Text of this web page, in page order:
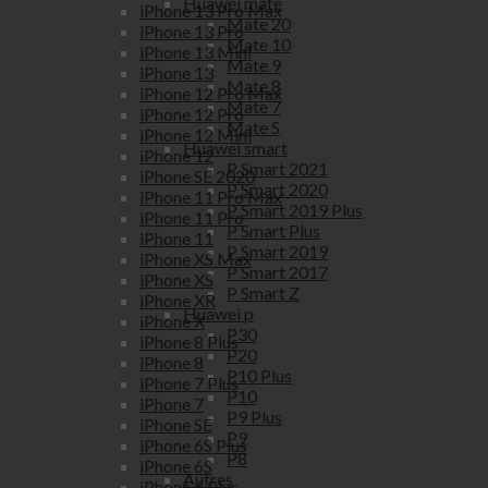
Mate 20
Mate 10
Mate 9
Mate 8
Mate 7
Mate S
Huawei smart
P Smart 2021
P Smart 2020
P Smart 2019 Plus
P Smart Plus
P Smart 2019
P Smart 2017
P Smart Z
Huawei p
P30
P20
P10 Plus
P10
P9 Plus
P9
P8
Autres
iPhone 13 Pro Max
iPhone 13 Pro
iPhone 13 Mini
iPhone 13
iPhone 12 Pro Max
iPhone 12 Pro
iPhone 12 Mini
iPhone 12
iPhone SE 2020
iPhone 11 Pro Max
iPhone 11 Pro
iPhone 11
iPhone XS Max
iPhone XS
iPhone XR
iPhone X
iPhone 8 Plus
iPhone 8
iPhone 7 Plus
iPhone 7
iPhone SE
iPhone 6S Plus
iPhone 6S